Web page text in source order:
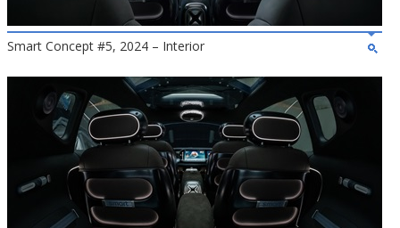
Smart Concept #5, 2024 – Interior